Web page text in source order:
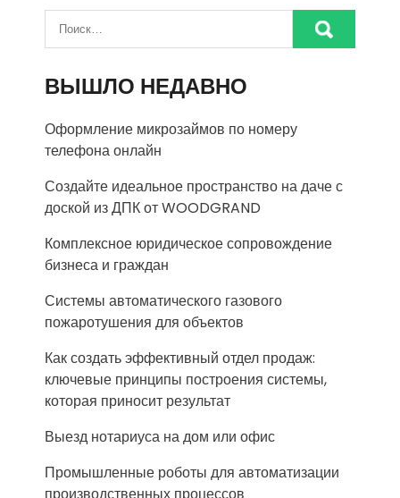
ВЫШЛО НЕДАВНО
Оформление микрозаймов по номеру
телефона онлайн
Создайте идеальное пространство на даче с
доской из ДПК от WOODGRAND
Комплексное юридическое сопровождение
бизнеса и граждан
Системы автоматического газового
пожаротушения для объектов
Как создать эффективный отдел продаж:
ключевые принципы построения системы,
которая приносит результат
Выезд нотариуса на дом или офис
Промышленные роботы для автоматизации
производственных процессов